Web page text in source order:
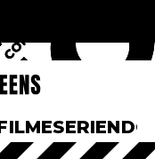
SERIEN